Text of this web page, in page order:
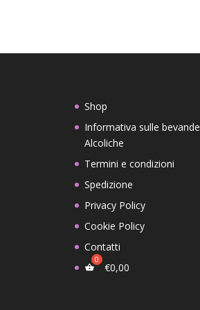
Shop
Informativa sulle bevande
Alcoliche
Termini e condizioni
Spedizione
Privacy Policy
Cookie Policy
Contatti
€0,00